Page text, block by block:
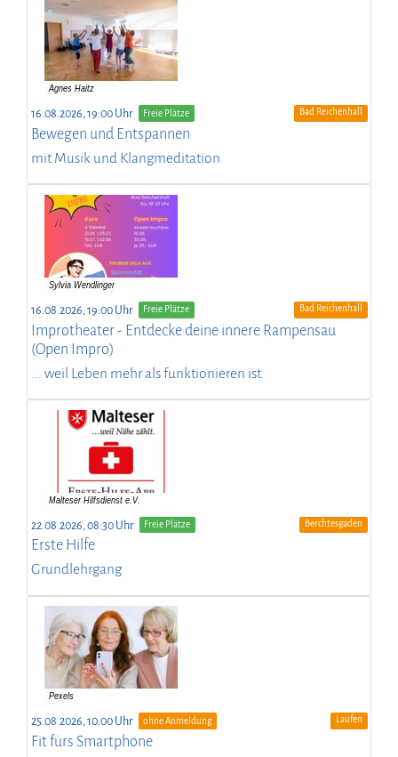
16.08.2026, 19:00 Uhr Freie Plätze Bad Reichenhall
Bewegen und Entspannen
mit Musik und Klangmeditation
16.08.2026, 19:00 Uhr Freie Plätze Bad Reichenhall
Improtheater - Entdecke deine innere Rampensau
(Open Impro)
... weil Leben mehr als funktionieren ist.
22.08.2026, 08:30 Uhr Freie Plätze Berchtesgaden
Erste Hilfe
Grundlehrgang
25.08.2026, 10:00 Uhr ohne Anmeldung Laufen
Fit fürs Smartphone